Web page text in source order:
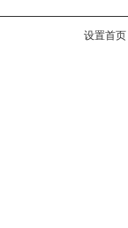
设置首页